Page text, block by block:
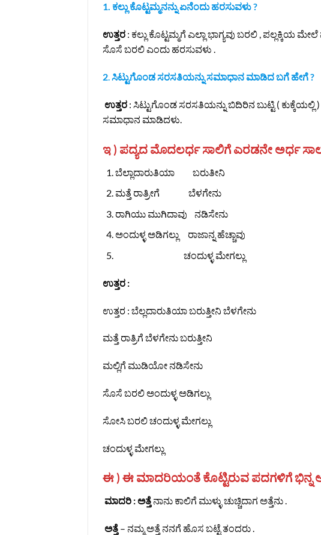
1. ಕಲ್ಲು ಕೊಟ್ಟಮ್ಮನನ್ನು ಏನೆಂದು ಹರಸುವಳು ?
ಉತ್ತರ : ಕಲ್ಲು ಕೊಟ್ಟಮ್ಮಗೆ ಎಲ್ಲಾ ಭಾಗ್ಯವು ಬರಲಿ ,
ಸೊಸೆ ಬರಲಿ ಎಂದು ಹರಸುವಳು .
2.ಸಿಟ್ಟುಗೊಂಡ ಸರಸತಿಯನ್ನು ಸಮಾಧಾನ ಮಾಡಿದ ಬಗೆ ಹೇಗೆ ?
ಉತ್ತರ : ಸಿಟ್ಟುಗೊಂಡ ಸರಸತಿಯನ್ನು ಬಿದಿರಿನ ಬುಟ್ಟಿ (
ಸಮಾಧಾನ ಮಾಡಿದಳು.
ಇ ) ಪದ್ಯದ ಮೊದಲರ್ಧ ಸಾಲಿಗೆ ಎರಡನೇ ಅರ್ಧ
ಬೆಲ್ಲಾದಾರುತಿಯಾ ಬರುತೀನಿ
ಮತ್ತೆ ರಾತ್ರೀಗೆ ಬೆಳಗೇನು
ರಾಗಿಯು ಮುಗಿದಾವು ನಡಿಸೇನು
ಅಂದುಳ್ಳ ಅಡಿಗಲ್ಲು ರಾಜಾನ್ನ ಹೆಚ್ಚಾವು
ಚಂದುಳ್ಳ ಮೇಗಲ್ಲು
ಉತ್ತರ :
ಉತ್ತರ : ಬೆಲ್ಲದಾರುತಿಯಾ ಬರುತ್ತೀನಿ ಬೆಳಗೇನು
ಮತ್ತೆ ರಾತ್ರಿಗೆ ಬೆಳಗೇನು ಬರುತ್ತೀನಿ
ಮಲ್ಲಿಗೆ ಮುಡಿಯೋ ನಡಿಸೇನು
ಸೊಸೆ ಬರಲಿ ಅಂದುಳ್ಳ ಅಡಿಗಲ್ಲು
ಸೋಸಿ ಬರಲಿ ಚಂದುಳ್ಳ ಮೇಗಲ್ಲು
ಚಂದುಳ್ಳ ಮೇಗಲ್ಲು
ಈ ) ಈ ಮಾದರಿಯಂತೆ ಕೊಟ್ಟಿರುವ ಪದಗಳಿಗೆ ಭಿನ್ನ
ಮಾದರಿ :ಅತ್ತೆನಾನು ಕಾಲಿಗೆ ಮುಳ್ಳು ಚುಚ್ಚಿದಾಗ ಅತ್ತೆನು .
ಅತ್ತೆ – ನಮ್ಮ ಅತ್ತೆ ನನಗೆ ಹೊಸ ಬಟ್ಟೆ ತಂದರು .